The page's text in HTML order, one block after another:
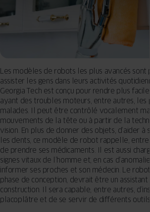
Les modèles de robots les plus avancés sont
assister les gens dans leurs activités
Georgia Tech est conçu pour rendre plus facile
ayant des troubles moteurs, entre autres, les
malades. Il peut être contrôlé vocalement
mouvements de la tête ou à partir de la
vision. En plus de donner des objets, d’aider à
les dents, ce modèle de robot rappelle, entre
de prendre ses médicaments. Il est aussi
signes vitaux de l’homme et, en cas
informer ses proches et son médecin. Le robot
phase de conception, devrait être un assistant
construction. Il sera capable, entre autres,
placoplâtre et de se servir de différents outils.